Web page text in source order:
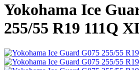
Yokohama Ice
255/55 R19 111Q